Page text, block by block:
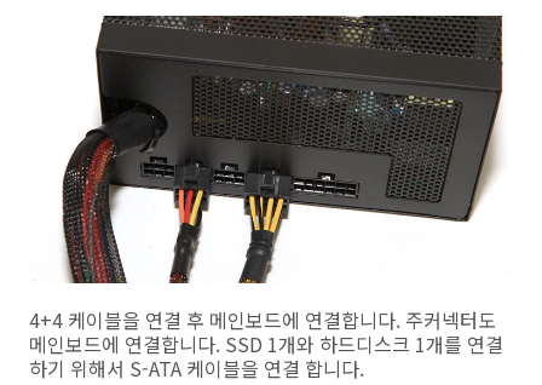
4+4 케이블을 연결 후 메인보드에 연결합니다. 주커넥터도
메인보드에 연결합니다. SSD 1개와 하드디스크 1개를 연결
하기 위해서 S-ATA 케이블을 연결 합니다.